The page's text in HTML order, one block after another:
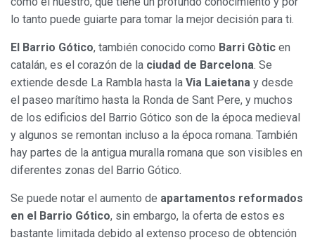
lo tanto puede guiarte para tomar la mejor decisión para ti.
El Barrio Gótico, también conocido como Barri Gòtic en
catalán, es el corazón de la ciudad de Barcelona. Se
extiende desde La Rambla hasta la Via Laietana y desde
el paseo marítimo hasta la Ronda de Sant Pere, y muchos
de los edificios del Barrio Gótico son de la época medieval
y algunos se remontan incluso a la época romana. También
hay partes de la antigua muralla romana que son visibles en
diferentes zonas del Barrio Gótico.
Se puede notar el aumento de apartamentos reformados
en el Barrio Gótico, sin embargo, la oferta de estos es
bastante limitada debido al extenso proceso de obtención